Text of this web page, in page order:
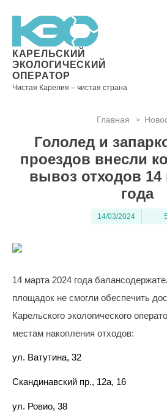
КАРЕЛЬСКИЙ
ЭКОЛОГИЧЕСКИЙ
ОПЕРАТОР
Чистая Карелия – чистая страна
о невывозе
ТКО
и ответы
операторы
диспетчера
по
контролю
качества
28-28-
вопросам
договоров
и
Главная >
Гололед и
проездов внесли
вывоз отходов 14
года
14/03/2024
14 марта 2024 года
площадок не смогли обеспечить
Карельского экологического
местам накопления отходов:
ул. Ватутина, 32
Скандинавский пр., 12а, 16
ул. Ровио, 38